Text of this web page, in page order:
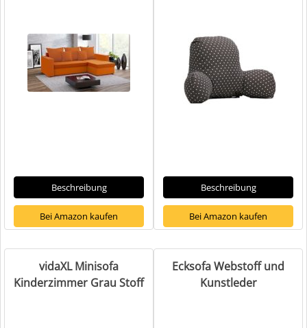
Beschreibung
Bei Amazon kaufen
Beschreibung
Bei Amazon kaufen
vidaXL Minisofa
Kinderzimmer Grau Stoff
Ecksofa Webstoff und
Kunstleder